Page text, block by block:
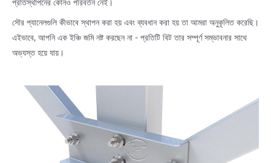
প্রতিস্থাপনের কোনও পরিবর্তন নেই।
সৌর প্যানেলগুলি কীভাবে স্থাপন করা হয় এবং ব্যবধান করা হয় তা আমরা অনুকূলিত করেছি।
এইভাবে, আপনি এক ইঞ্চি জমি নষ্ট করছেন না - প্রতিটি বিট তার সম্পূর্ণ সম্ভাবনার সাথে
অভ্যস্ত হয়ে যায়।